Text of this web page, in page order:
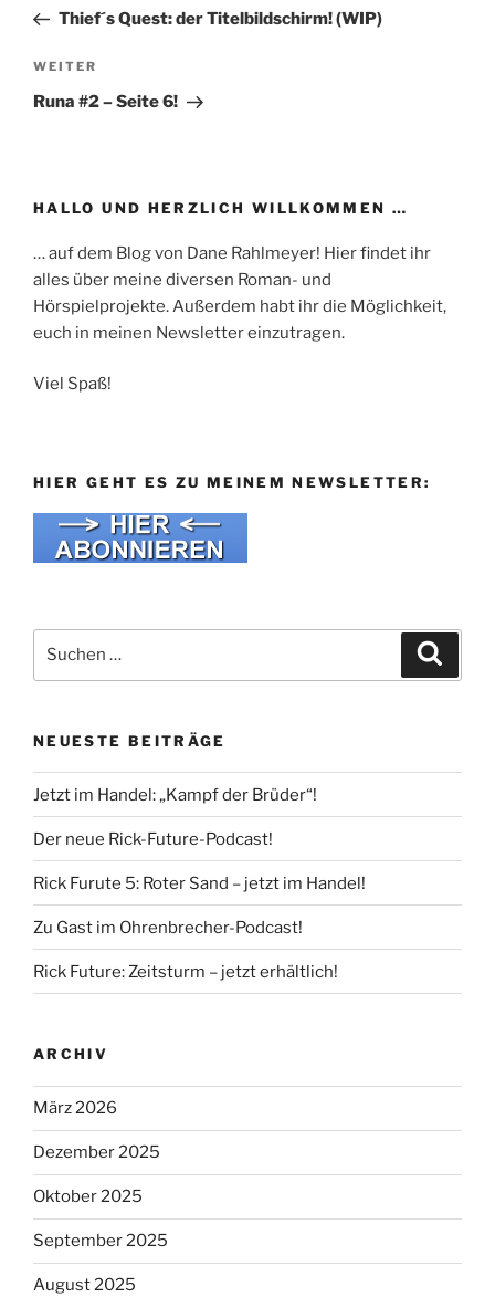
Beitrag
Thief´s Quest: der Titelbildschirm! (WIP)
Nächster
Beitrag
WEITER
Runa #2 – Seite 6!
HALLO UND HERZLICH WILLKOMMEN …
… auf dem Blog von Dane Rahlmeyer! Hier findet ihr
alles über meine diversen Roman- und
Hörspielprojekte. Außerdem habt ihr die Möglichkeit,
euch in meinen Newsletter einzutragen.
Viel Spaß!
HIER GEHT ES ZU MEINEM NEWSLETTER:
nach:
NEUESTE BEITRÄGE
Jetzt im Handel: „Kampf der Brüder“!
Der neue Rick-Future-Podcast!
Rick Furute 5: Roter Sand – jetzt im Handel!
Zu Gast im Ohrenbrecher-Podcast!
Rick Future: Zeitsturm – jetzt erhältlich!
ARCHIV
März 2026
Dezember 2025
Oktober 2025
September 2025
August 2025